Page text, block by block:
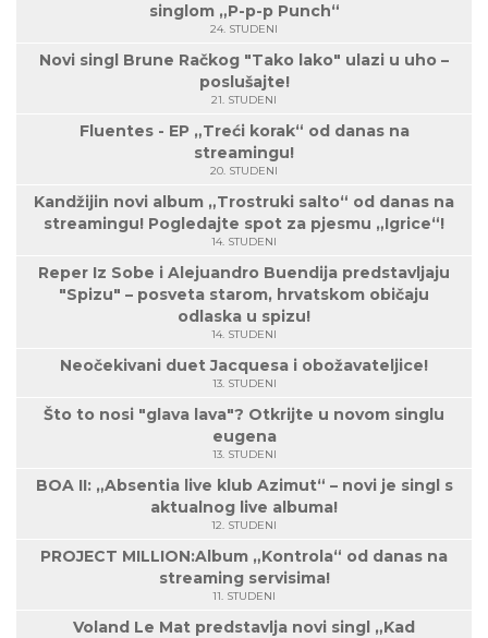
singlom „P-p-p Punch“
24. STUDENI
Novi singl Brune Račkog "Tako lako" ulazi u uho –
poslušajte!
21. STUDENI
Fluentes - EP „Treći korak“ od danas na
streamingu!
20. STUDENI
Kandžijin novi album „Trostruki salto“ od danas na
streamingu! Pogledajte spot za pjesmu „Igrice“!
14. STUDENI
Reper Iz Sobe i Alejuandro Buendija predstavljaju
"Spizu" – posveta starom, hrvatskom običaju
odlaska u spizu!
14. STUDENI
Neočekivani duet Jacquesa i obožavateljice!
13. STUDENI
Što to nosi "glava lava"? Otkrijte u novom singlu
eugena
13. STUDENI
BOA II: „Absentia live klub Azimut“ – novi je singl s
aktualnog live albuma!
12. STUDENI
PROJECT MILLION:Album „Kontrola“ od danas na
streaming servisima!
11. STUDENI
Voland Le Mat predstavlja novi singl „Kad